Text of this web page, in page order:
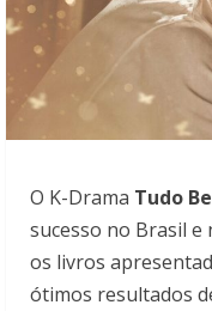
O K-Drama Tudo
sucesso no Brasil e
os livros
ótimos resultados